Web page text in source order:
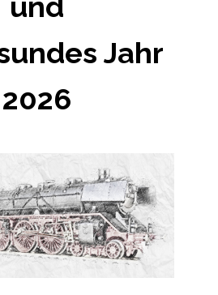
Jahr
2026